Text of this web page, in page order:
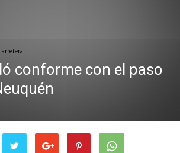
conforme con el paso